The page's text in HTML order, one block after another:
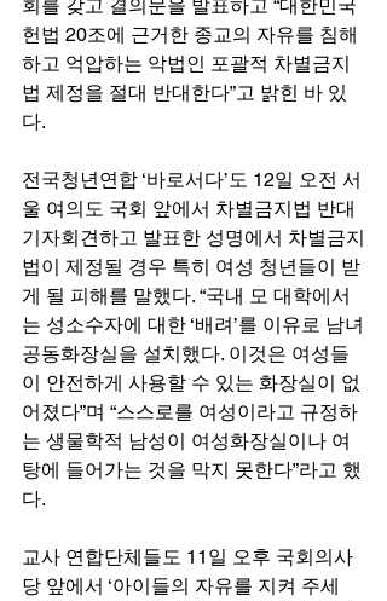
회를 갖고 결의문을 발표하고 “대한민국
헌법 20조에 근거한 종교의 자유를 침해
하고 억압하는 악법인 포괄적 차별금지
법 제정을 절대 반대한다”고 밝힌 바 있
다.
전국청년연합 ‘바로서다’도 12일 오전 서
울 여의도 국회 앞에서 차별금지법 반대
기자회견하고 발표한 성명에서 차별금지
법이 제정될 경우 특히 여성 청년들이 받
게 될 피해를 말했다. “국내 모 대학에서
는 성소수자에 대한 ‘배려’를 이유로 남녀
공동화장실을 설치했다. 이것은 여성들
이 안전하게 사용할 수 있는 화장실이 없
어졌다”며 “스스로를 여성이라고 규정하
는 생물학적 남성이 여성화장실이나 여
탕에 들어가는 것을 막지 못한다”라고 했
다.
교사 연합단체들도 11일 오후 국회의사
당 앞에서 ‘아이들의 자유를 지켜 주세